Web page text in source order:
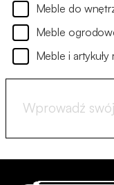
Meble do
Meble
Meble i